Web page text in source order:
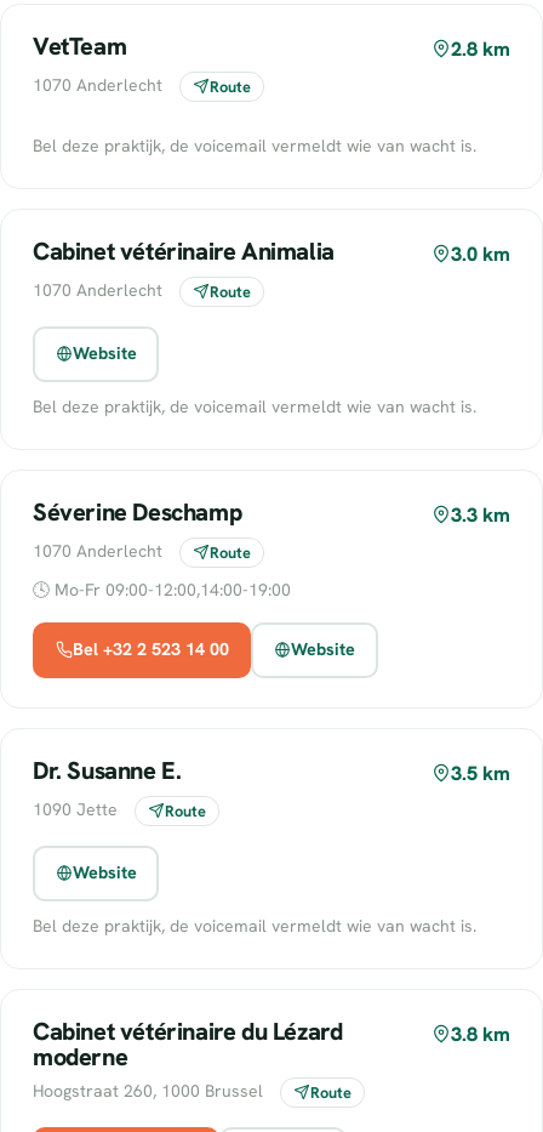
VetTeam 2.8 km
1070 Anderlecht Route
Bel deze praktijk, de voicemail vermeldt wie van wacht is.
Cabinet vétérinaire Animalia 3.0 km
1070 Anderlecht Route
Website
Bel deze praktijk, de voicemail vermeldt wie van wacht is.
Séverine Deschamp 3.3 km
1070 Anderlecht Route
🕓 Mo-Fr 09:00-12:00,14:00-19:00
Bel +32 2 523 14 00 Website
Dr. Susanne E. 3.5 km
1090 Jette Route
Website
Bel deze praktijk, de voicemail vermeldt wie van wacht is.
Cabinet vétérinaire du Lézard
moderne
3.8 km
Hoogstraat 260, 1000 Brussel Route